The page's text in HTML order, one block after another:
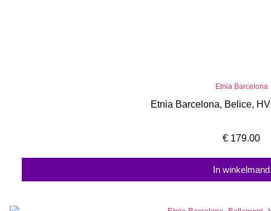
Etnia Barcelona
Etnia Barcelona, Belice,
€ 179.00
In winkelmand